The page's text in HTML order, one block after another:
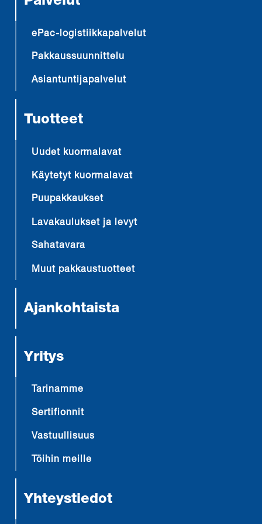
ePac-logistiikkapalvelut
Pakkaussuunnittelu
Asiantuntijapalvelut
Tuotteet
Uudet kuormalavat
Käytetyt kuormalavat
Puupakkaukset
Lavakaulukset ja levyt
Sahatavara
Muut pakkaustuotteet
Ajankohtaista
Yritys
Tarinamme
Sertifionnit
Vastuullisuus
Töihin meille
Yhteystiedot